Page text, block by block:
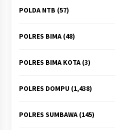
POLDA NTB (57)
POLRES BIMA(48)
POLRES BIMA KOTA(3)
POLRES DOMPU(1,438)
POLRES SUMBAWA(145)